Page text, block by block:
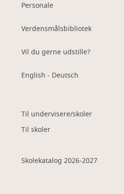
Personale
Verdensmålsbibliotek
Vil du gerne udstille?
English - Deutsch
Til undervisere/skoler
Til skoler
Skolekatalog 2026-2027